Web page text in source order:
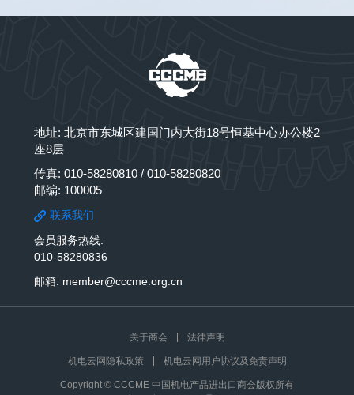
地址: 北京市东城区建国门内大街18号恒基中心办公楼2
座8层
传真: 010-58280810 / 010-58280820
邮编: 100005
联系我们
会员服务热线:
010-58280836
邮箱: member@cccme.org.cn
关于商会 法律声明
机电云网隐私政策 机电云网用户协议及免责声明
Copyright © CCCME 中国机电产品进出口商会版权所有